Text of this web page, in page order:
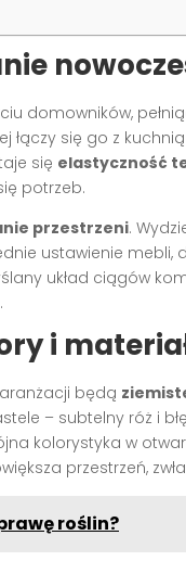
domowników,
łączy się go z
się elastyczność
potrzeb.
przestrzeni.
ustawienie mebli,
układ ciągów
.
i
będą
– subtelny róż i
kolorystyka w
przestrzeń,
roślin?